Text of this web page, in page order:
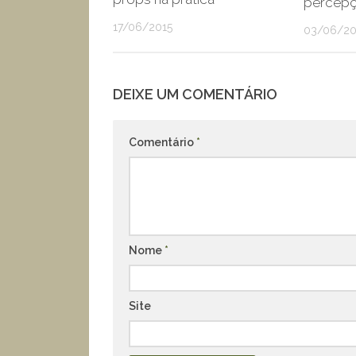
17/06/2015 03/06/
DEIXE UM COMENTÁRIO
Comentário *
Nome *
Site